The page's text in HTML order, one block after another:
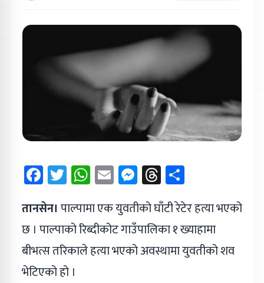
Facebook
Twitter
WhatsApp
EmailMessenger
Threads
तानसेन। पाल्पामा एक युवतीको घाँटी रेटेर हत्या भएको
छ । पाल्पाको रिब्दीकोट गाउँपालिका १ ख्याहामा
बीभत्स तरिकाले हत्या भएको अवस्थामा युवतीको शव
भेटिएको हो ।